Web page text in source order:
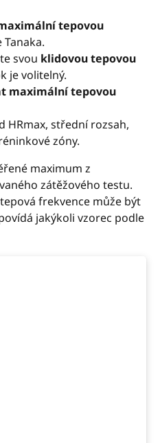
tepovou
Tanaka.
svou klidovou tepovou
je volitelný.
maximální tepovou
HRmax, střední rozsah,
zóny.
maximum z
zátěžového testu.
frekvence může být
jakýkoli vzorec podle